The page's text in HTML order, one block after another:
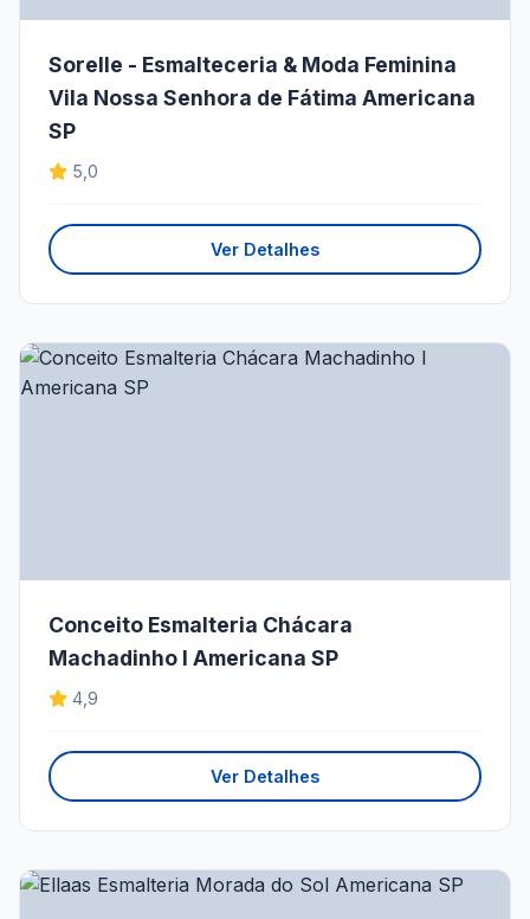
Sorelle - Esmalteceria & Moda Feminina
Vila Nossa Senhora de Fátima Americana
SP
5,0
Ver Detalhes
Conceito Esmalteria Chácara
Machadinho I Americana SP
4,9
Ver Detalhes